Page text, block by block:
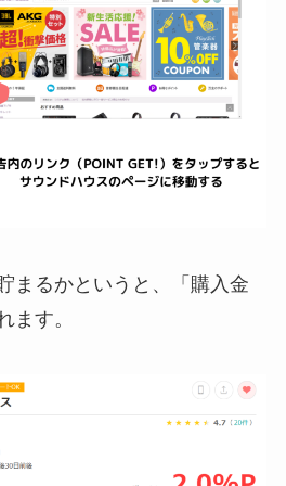
まるかというと、「購入金
ます。